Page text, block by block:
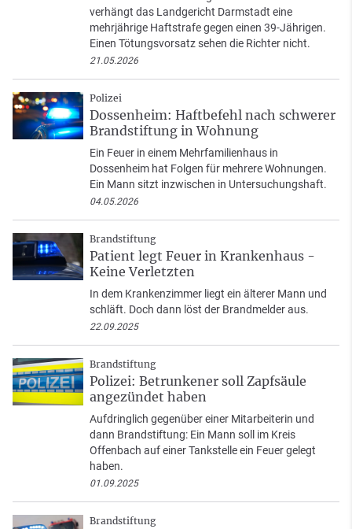
verhängt das Landgericht Darmstadt eine
mehrjährige Haftstrafe gegen einen 39-Jährigen.
Einen Tötungsvorsatz sehen die Richter nicht.
21.05.2026
Polizei
Dossenheim: Haftbefehl nach schwerer
Brandstiftung in Wohnung
Ein Feuer in einem Mehrfamilienhaus in
Dossenheim hat Folgen für mehrere Wohnungen.
Ein Mann sitzt inzwischen in Untersuchungshaft.
04.05.2026
Brandstiftung
Patient legt Feuer in Krankenhaus -
Keine Verletzten
In dem Krankenzimmer liegt ein älterer Mann und
schläft. Doch dann löst der Brandmelder aus.
22.09.2025
Brandstiftung
Polizei: Betrunkener soll Zapfsäule
angezündet haben
Aufdringlich gegenüber einer Mitarbeiterin und
dann Brandstiftung: Ein Mann soll im Kreis
Offenbach auf einer Tankstelle ein Feuer gelegt
haben.
01.09.2025
Brandstiftung